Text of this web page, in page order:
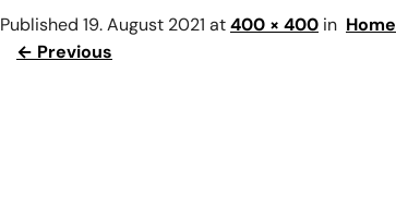
Published 19. August 2021 at400 × 400 in Home
← Previous